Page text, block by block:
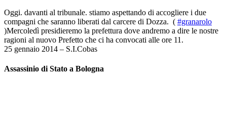
Oggi. davanti al tribunale. stiamo aspettando di accogliere i due
compagni che saranno liberati dal carcere di Dozza. ( #granarolo
)Mercoledì presidieremo la prefettura dove andremo a dire le nostre
ragioni al nuovo Prefetto che ci ha convocati alle ore 11.
25 gennaio 2014 – S.I.Cobas
Assassinio di Stato a Bologna